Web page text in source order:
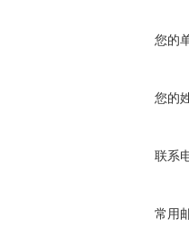
您的
您的
联系
常用